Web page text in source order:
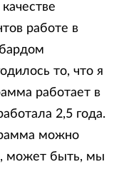
работе в
то, что я
работает в
2,5 года.
можно
может быть, мы